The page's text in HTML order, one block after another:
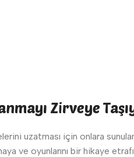
Zirveye
uzatması için onlara
oyunlarını bir hikaye